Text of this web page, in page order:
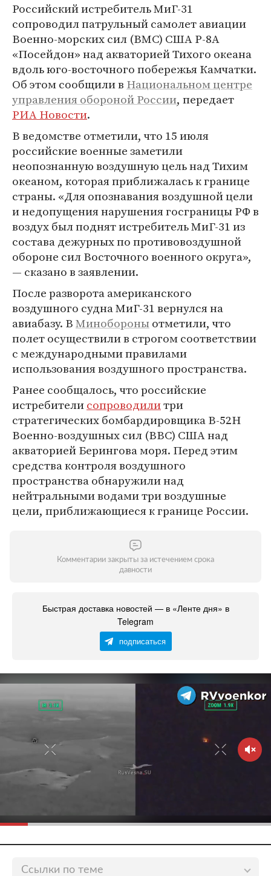
Российский истребитель МиГ-31
сопроводил патрульный самолет авиации
Военно-морских сил (ВМС) США Р-8А
«Посейдон» над акваторией Тихого океана
вдоль юго-восточного побережья Камчатки.
Об этом сообщили в Национальном центре
управления обороной России, передает
РИА Новости.
В ведомстве отметили, что 15 июля
российские военные заметили
неопознанную воздушную цель над Тихим
океаном, которая приближалась к границе
страны. «Для опознавания воздушной цели
и недопущения нарушения госграницы РФ в
воздух был поднят истребитель МиГ-31 из
состава дежурных по противовоздушной
обороне сил Восточного военного округа»,
— сказано в заявлении.
После разворота американского
воздушного судна МиГ-31 вернулся на
авиабазу. ВМинобороныотметили, что
полет осуществили в строгом соответствии
с международными правилами
использования воздушного пространства.
Ранее сообщалось, что российские
истребителисопроводилитри
стратегических бомбардировщика B-52H
Военно-воздушных сил (ВВС) США над
акваторией Берингова моря. Перед этим
средства контроля воздушного
пространства обнаружили над
нейтральными водами три воздушные
цели, приближающиеся к границе России.
Комментарии закрыты за истечением срока
давности
Быстрая доставка новостей — в «Ленте дня» в
Telegram
подписаться
Ссылки по теме